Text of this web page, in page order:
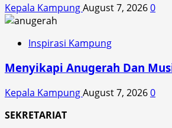
Kepala KampungAugust 7, 20260
Inspirasi Kampung
Menyikapi Anugerah Dan
Kepala KampungAugust 7, 20260
SEKRETARIAT